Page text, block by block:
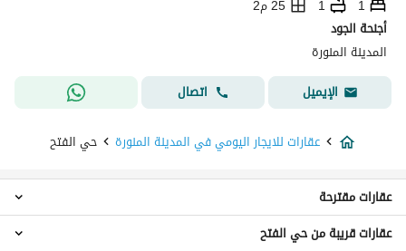
1
1
25 م2
أجنحة الجود
المدينة المنورة
الإيميل
اتصال
عقارات للايجار اليومي في المدينة المنورة حي الفتح
عقارات 2 غرفة نوم للايجار اليومي في حي الفتح
عقارات مقترحة
عقارات قريبة من حي الفتح